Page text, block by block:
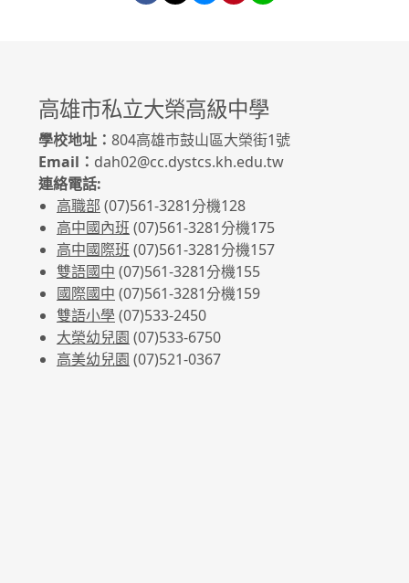
高雄市私立大榮高級中學
學校地址： 804高雄市鼓山區大榮街1號
Email： dah02@cc.dystcs.kh.edu.tw
連絡電話:
高職部 (07)561-3281分機128
高中國內班 (07)561-3281分機175
高中國際班 (07)561-3281分機157
雙語國中 (07)561-3281分機155
國際國中 (07)561-3281分機159
雙語小學(07)533-2450
大榮幼兒園 (07)533-6750
高美幼兒園 (07)521-0367